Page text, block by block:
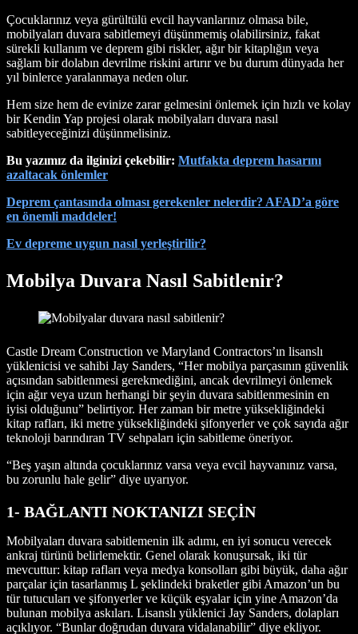
Çocuklarınız veya gürültülü evcil hayvanlarınız olmasa bile,
mobilyaları duvara sabitlemeyi düşünmemiş olabilirsiniz, fakat
sürekli kullanım ve deprem gibi riskler, ağır bir kitaplığın veya
sağlam bir dolabın devrilme riskini artırır ve bu durum dünyada her
yıl binlerce yaralanmaya neden olur.
Hem size hem de evinize zarar gelmesini önlemek için hızlı ve kolay
bir Kendin Yap projesi olarak mobilyaları duvara nasıl
sabitleyeceğinizi düşünmelisiniz.
Bu yazımız da ilginizi çekebilir: Mutfakta deprem hasarını
azaltacak önlemler
Deprem çantasında olması gerekenler nelerdir? AFAD’a göre
en önemli maddeler!
Ev depreme uygun nasıl yerleştirilir?
Mobilya Duvara Nasıl Sabitlenir?
Castle Dream Construction ve Maryland Contractors’ın lisanslı
yüklenicisi ve sahibi Jay Sanders, “Her mobilya parçasının güvenlik
açısından sabitlenmesi gerekmediğini, ancak devrilmeyi önlemek
için ağır veya uzun herhangi bir şeyin duvara sabitlenmesinin en
iyisi olduğunu” belirtiyor. Her zaman bir metre yüksekliğindeki
kitap rafları, iki metre yüksekliğindeki şifonyerler ve çok sayıda ağır
teknoloji barındıran TV sehpaları için sabitleme öneriyor.
“Beş yaşın altında çocuklarınız varsa veya evcil hayvanınız varsa,
bu zorunlu hale gelir” diye uyarıyor.
1- BAĞLANTI NOKTANIZI SEÇİN
Mobilyaları duvara sabitlemenin ilk adımı, en iyi sonucu verecek
ankraj türünü belirlemektir. Genel olarak konuşursak, iki tür
mevcuttur: kitap rafları veya medya konsolları gibi büyük, daha ağır
parçalar için tasarlanmış L şeklindeki braketler gibi Amazon’un bu
tür tutucuları ve şifonyerler ve küçük eşyalar için yine Amazon’da
bulunan mobilya askıları. Lisanslı yüklenici Jay Sanders, dolapları
açıklıyor. “Bunlar doğrudan duvara vidalanabilir” diye ekliyor.